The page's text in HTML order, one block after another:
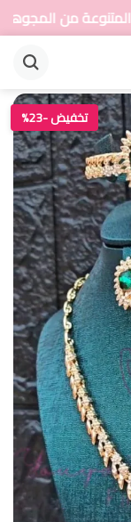
المجوهرات
تخفيض -23%